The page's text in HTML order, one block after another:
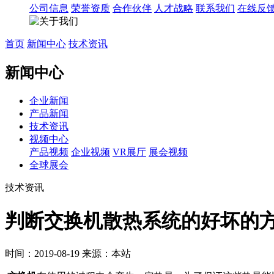
公司信息 荣誉资质 合作伙伴 人才战略 联系我们 在线反
首页 新闻中心 技术资讯
新闻中心
企业新闻
产品新闻
技术资讯
视频中心
产品视频 企业视频 VR展厅 展会视频
全球展会
技术资讯
判断交换机散热系统的好坏的
时间：2019-08-19 来源：本站